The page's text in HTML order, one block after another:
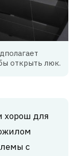
открыть люк.
хорош для
с